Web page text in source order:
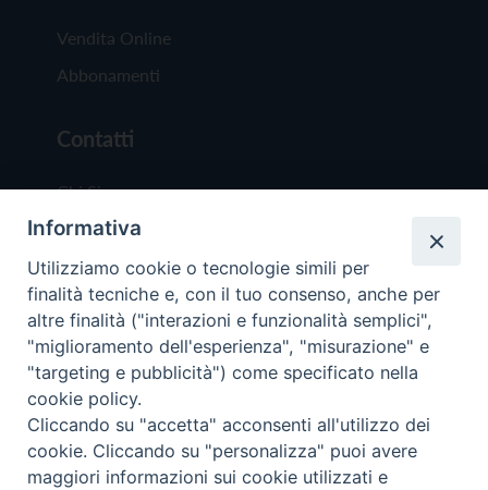
Vendita Online
Abbonamenti
Contatti
Chi Siamo
Redazione
Scrivici
Copyright © 2019 - Tutti i diritti riservati - Vita
Trentina Editrice
Informativa
Utilizziamo cookie o tecnologie simili per
finalità tecniche e, con il tuo consenso, anche per
altre finalità ("interazioni e funzionalità semplici",
"miglioramento dell'esperienza", "misurazione" e
"targeting e pubblicità") come specificato nella
cookie policy.
Cliccando su "accetta" acconsenti all'utilizzo dei
cookie. Cliccando su "personalizza" puoi avere
maggiori informazioni sui cookie utilizzati e